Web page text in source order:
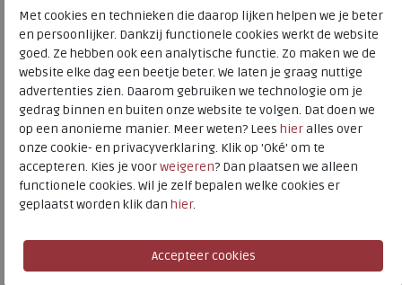
Merk
FitFlop
Fabrikantcode
JF5-C15
Bestelcode
210.28.000007
Kleur
Deep tan
Materiaal
Leer
Uitneembaar voetbed
nee
Met cookies en technieken die daarop lijken helpen we je beter
en persoonlijker. Dankzij functionele cookies werkt de website
goed. Ze hebben ook een analytische functie. Zo maken we de
website elke dag een beetje beter. We laten je graag nuttige
advertenties zien. Daarom gebruiken we technologie om je
gedrag binnen en buiten onze website te volgen. Dat doen we
op een anonieme manier. Meer weten? Lees hieralles over
onze cookie- en privacyverklaring. Klik op 'Oké' om te
accepteren. Kies je voorweigeren? Dan plaatsen we alleen
functionele cookies. Wil je zelf bepalen welke cookies er
geplaatst worden klik dan hier.